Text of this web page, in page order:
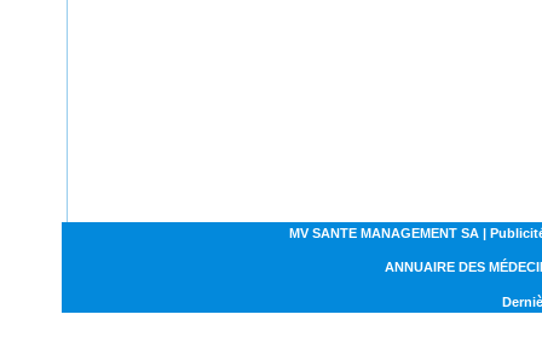
MV SANTE MANAGEMENT SA |
ANNUAIRE DES